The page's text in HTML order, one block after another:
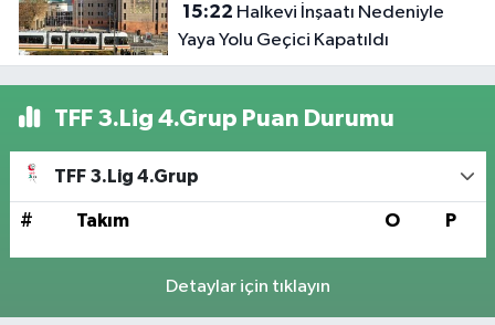
15:22
Yaya Yolu Geçici Kapatıldı
TFF 3.Lig 4.Grup Puan Durumu
TFF 3.Lig 4.Grup
# Takım O P
Detaylar için tıklayın